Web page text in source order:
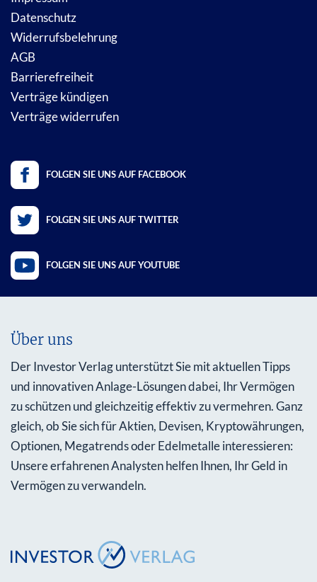
Datenschutz
Widerrufsbelehrung
AGB
Barrierefreiheit
Verträge kündigen
Verträge widerrufen
FOLGEN SIE UNS AUF FACEBOOK
FOLGEN SIE UNS AUF TWITTER
FOLGEN SIE UNS AUF YOUTUBE
Über uns
Der Investor Verlag unterstützt Sie mit aktuellen Tipps
und innovativen Anlage-Lösungen dabei, Ihr Vermögen
zu schützen und gleichzeitig effektiv zu vermehren. Ganz
gleich, ob Sie sich für Aktien, Devisen, Kryptowährungen,
Optionen, Megatrends oder Edelmetalle interessieren:
Unsere erfahrenen Analysten helfen Ihnen, Ihr Geld in
Vermögen zu verwandeln.